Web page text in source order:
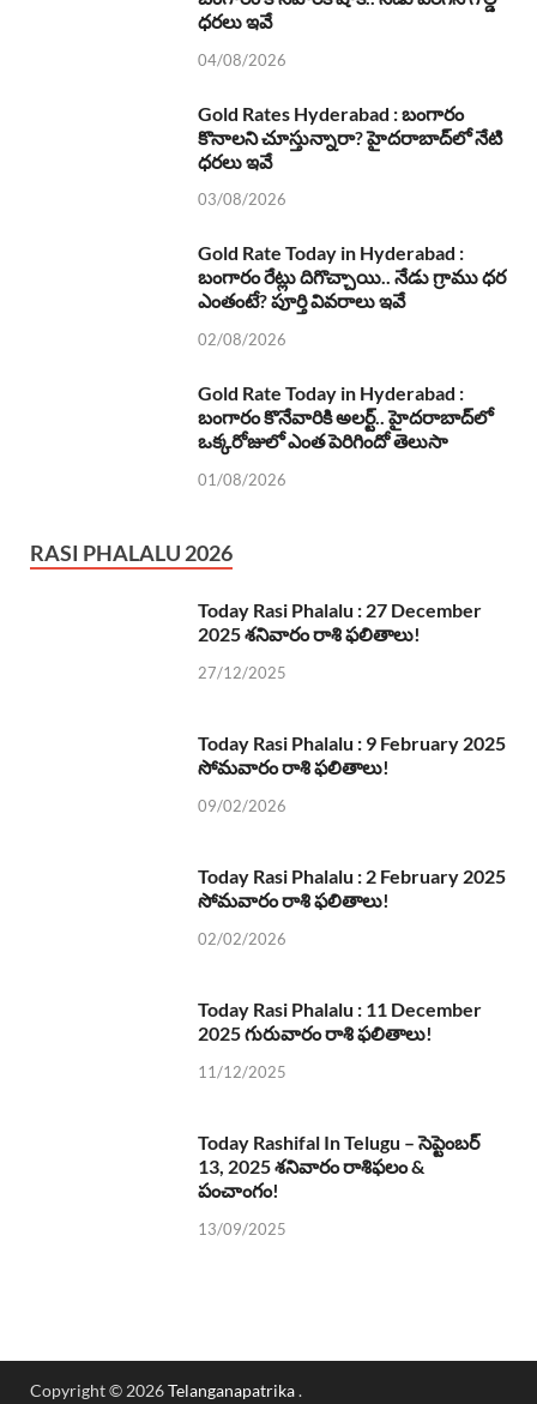
ధరలు ఇవే
04/08/2026
Gold Rates Hyderabad : బంగారం
కొనాలని చూస్తున్నారా? హైదరాబాద్‌లో నేటి
ధరలు ఇవే
03/08/2026
Gold Rate Today in Hyderabad :
బంగారం రేట్లు దిగొచ్చాయి.. నేడు గ్రాము ధర
ఎంతంటే? పూర్తి వివరాలు ఇవే
02/08/2026
Gold Rate Today in Hyderabad :
బంగారం కొనేవారికి అలర్ట్.. హైదరాబాద్‌లో
ఒక్కరోజులో ఎంత పెరిగిందో తెలుసా
01/08/2026
RASI PHALALU 2026
Today Rasi Phalalu : 27 December
2025 శనివారం రాశి ఫలితాలు!
27/12/2025
Today Rasi Phalalu : 9 February 2025
సోమవారం రాశి ఫలితాలు!
09/02/2026
Today Rasi Phalalu : 2 February 2025
సోమవారం రాశి ఫలితాలు!
02/02/2026
Today Rasi Phalalu : 11 December
2025 గురువారం రాశి ఫలితాలు!
11/12/2025
Today Rashifal In Telugu – సెప్టెంబర్
13, 2025 శనివారం రాశిఫలం &
పంచాంగం!
13/09/2025
Copyright © 2026Telanganapatrika.